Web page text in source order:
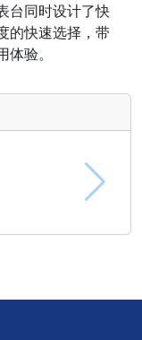
台同时设计了快
的快速选择，带
验。